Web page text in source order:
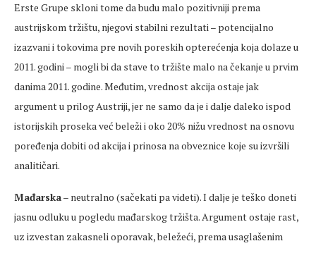
Erste Grupe skloni tome da budu malo pozitivniji prema
austrijskom tržištu, njegovi stabilni rezultati – potencijalno
izazvani i tokovima pre novih poreskih opterećenja koja dolaze u
2011. godini – mogli bi da stave to tržište malo na čekanje u prvim
danima 2011. godine. Međutim, vrednost akcija ostaje jak
argument u prilog Austriji, jer ne samo da je i dalje daleko ispod
istorijskih proseka već beleži i oko 20% nižu vrednost na osnovu
poređenja dobiti od akcija i prinosa na obveznice koje su izvršili
analitičari.
Mađarska– neutralno (sačekati pa videti). I dalje je teško doneti
jasnu odluku u pogledu mađarskog tržišta. Argument ostaje rast,
uz izvestan zakasneli oporavak, beležeći, prema usaglašenim